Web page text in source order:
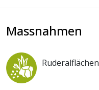
Massnahmen
Ruderalflächen